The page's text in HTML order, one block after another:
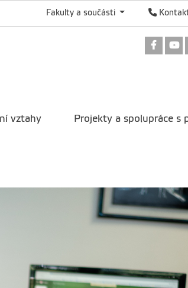
Fakulty a součásti
vztahy Projekty a spolupráce s